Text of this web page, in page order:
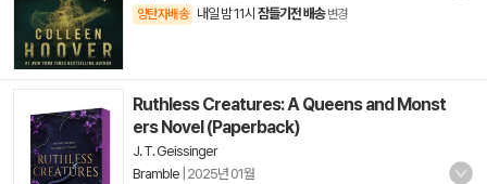
양탄자배송 내일 밤 11시 잠들기전 배송 변경
Ruthless Creatures: A Queens and Monst
ers Novel (Paperback)
J. T. Geissinger
Bramble 2025년 01월